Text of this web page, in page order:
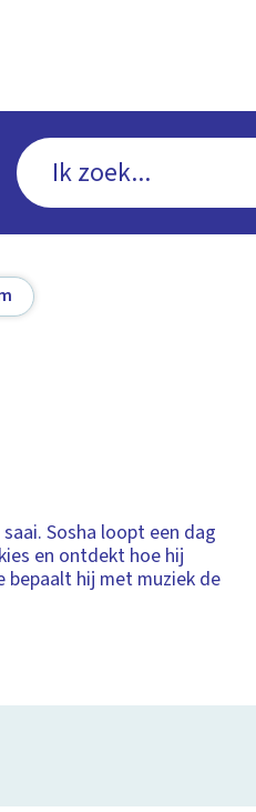
Sosha loopt een dag
en ontdekt hoe hij
bepaalt hij met muziek de